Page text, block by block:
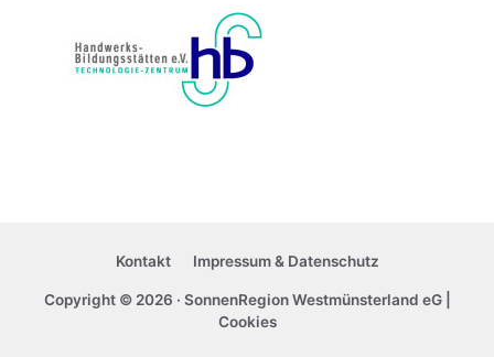
Kontakt Impressum & Datenschutz
Copyright © 2026 · SonnenRegion Westmünsterland eG|
Cookies